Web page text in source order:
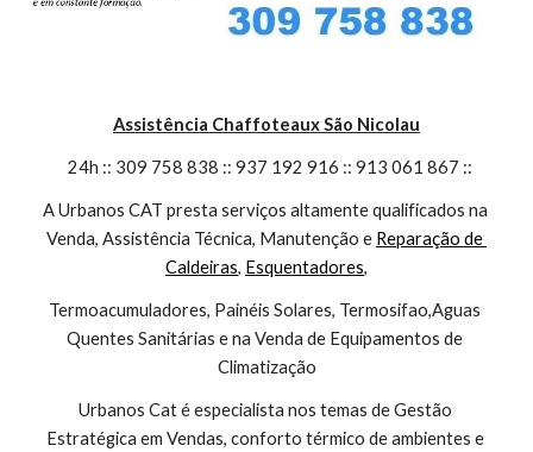
Assistência Chaffoteaux São Nicolau
  24h :: 309 758 838 :: 937 192 916 :: 913 061 867 ::
A Urbanos CAT presta serviços altamente qualificados na
Venda, Assistência Técnica, Manutenção e Reparação de
Caldeiras, Esquentadores,
Termoacumuladores, Painéis Solares, Termosifao,Aguas
Quentes Sanitárias e na Venda de Equipamentos de
Climatização
Urbanos Cat é especialista nos temas de Gestão
Estratégica em Vendas, conforto térmico de ambientes e